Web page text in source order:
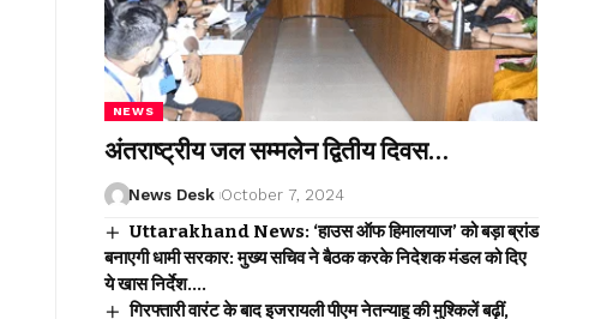
NEWS
अंतराष्ट्रीय जल सम्मलेन द्वितीय दिवस…
News Desk October 7, 2024
Uttarakhand News: ‘हाउस ऑफ हिमालयाज’ को बड़ा ब्रांड
बनाएगी धामी सरकार: मुख्य सचिव ने बैठक करके निदेशक मंडल को दिए
ये खास निर्देश….
गिरफ्तारी वारंट के बाद इजरायली पीएम नेतन्याहू की मुश्किलें बढ़ीं,